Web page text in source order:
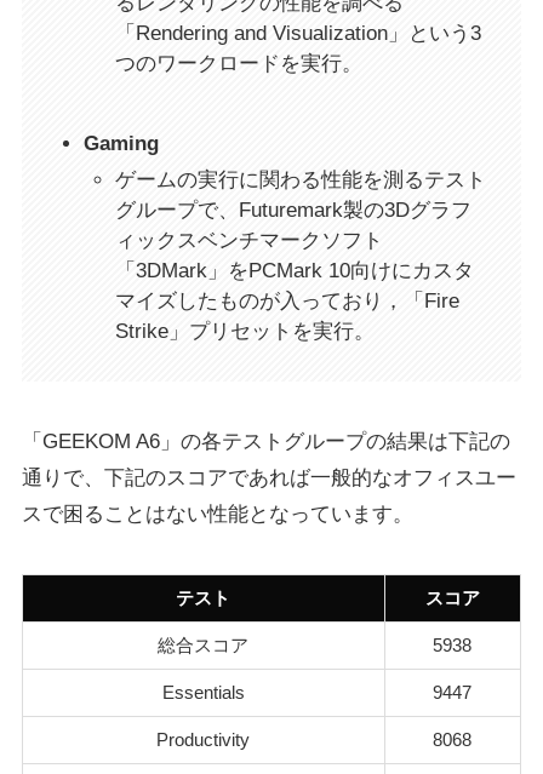
「Rendering and Visualization」という3
つのワークロードを実行。
Gaming
ゲームの実行に関わる性能を測るテスト
グループで、Futuremark製の3Dグラフ
ィックスベンチマークソフト
「3DMark」をPCMark 10向けにカスタ
マイズしたものが入っており，「Fire
Strike」プリセットを実行。
「GEEKOM A6」の各テストグループの結果は下記の
通りで、下記のスコアであれば一般的なオフィスユー
スで困ることはない性能となっています。
テスト スコア
総合スコア 5938
Essentials 9447
Productivity 8068